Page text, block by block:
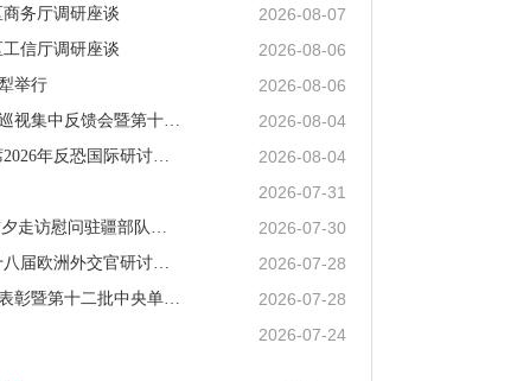
务厅调研座谈 2026-08-07
信厅调研座谈 2026-08-06
举行 2026-08-06
陈小江在十届自治区党委第九轮巡视集中反馈会暨第十轮巡视动员部署会上强调 不断提高巡视的震慑力穿透力推动力 为建设社会主义现代化新疆提供坚强政治保障 2026-08-04
陈小江艾尔肯·吐尼亚孜会见出席2026年反恐国际研讨会中外嘉宾 2026-08-04
2026-07-31
陈小江艾尔肯·吐尼亚孜“八一”前夕走访慰问驻疆部队官兵和优抚对象 2026-07-30
陈小江艾尔肯·吐尼亚孜会见第十八届欧洲外交官研讨班一行 2026-07-28
第十一批中央单位援疆工作总结表彰暨第十二批中央单位援疆干部人才欢迎大会举行 2026-07-28
2026-07-24